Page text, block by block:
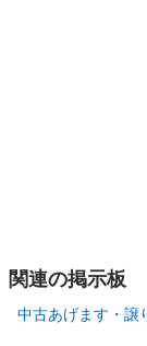
関連の掲示板
中古あげます・譲